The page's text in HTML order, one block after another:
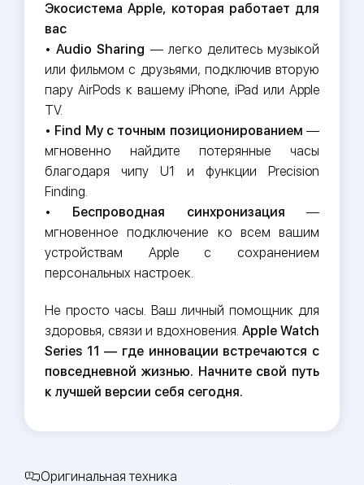
Экосистема Apple, которая работает для
вас
•Audio Sharing — легко делитесь музыкой
или фильмом с друзьями, подключив вторую
пару AirPods к вашему iPhone, iPad или Apple
TV.
• Find My с точным позиционированием —
мгновенно найдите потерянные часы
благодаря чипу U1 и функции Precision
Finding.
• Беспроводная синхронизация —
мгновенное подключение ко всем вашим
устройствам Apple с сохранением
персональных настроек.
Не просто часы. Ваш личный помощник для
здоровья, связи и вдохновения. Apple Watch
Series 11 — где инновации встречаются с
повседневной жизнью. Начните свой путь
к лучшей версии себя сегодня.
Оригинальная техника